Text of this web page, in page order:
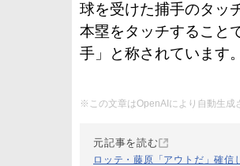
球を受けた捕手のタッ
本塁をタッチすること
手」と称されています。
※この文章はOpenAIにより自動生成
元記事を読む
ロッテ・藤原「アウトだ」確